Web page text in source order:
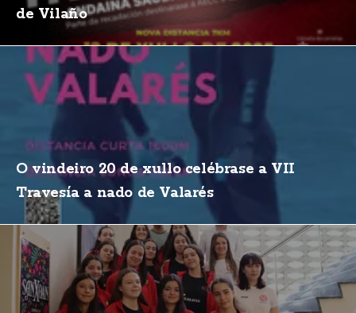
de Vilaño
O vindeiro 20 de xullo celébrase a VII
Travesía a nado de Valarés